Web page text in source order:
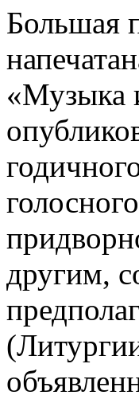
Большая
«Музыка
другим,